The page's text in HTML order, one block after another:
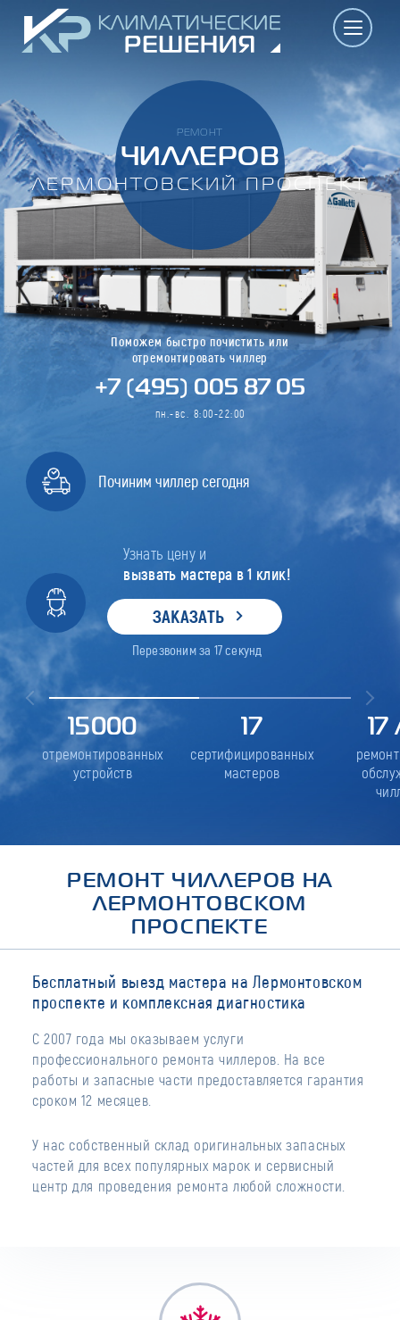
РЕМОНТ
ЧИЛЛЕРОВ
ЛЕРМОНТОВСКИЙ ПРОСПЕКТ
Поможем быстро почистить или
отремонтировать чиллер
+7 (495) 005 87 05
пн.-вс. 8:00-22:00
Починим чиллер сегодня
Узнать цену и
вызвать мастера в 1 клик!
ЗАКАЗАТЬ
Перезвоним за 17секунд
15000
отремонтированных
устройств
17
сертифицированных
мастеров
17
РЕМОНТ ЧИЛЛЕРОВ НА
ЛЕРМОНТОВСКОМ
ПРОСПЕКТЕ
Бесплатный выезд мастера на Лермонтовском
проспекте и комплексная диагностика
С 2007 года мы оказываем услуги
профессионального ремонта чиллеров. На все
работы и запасные части предоставляется гарантия
сроком 12 месяцев.
У нас собственный склад оригинальных запасных
частей для всех популярных марок и сервисный
центр для проведения ремонта любой сложности.